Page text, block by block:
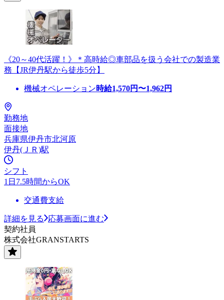
《20～40代活躍！》＊高時給◎車部品を扱う会社での製造業
務【JR伊丹駅から徒歩5分】
機械オペレーション時給1,570円〜1,962円
勤務地
面接地
兵庫県伊丹市北河原
伊丹(ＪＲ)駅
シフト
1日7.5時間からOK
交通費支給
詳細を見る
応募画面に進む
契約社員
株式会社GRANSTARTS